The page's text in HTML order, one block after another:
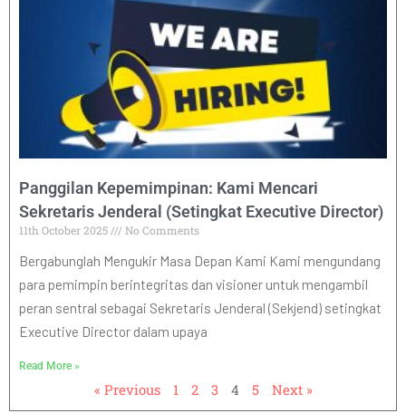
Panggilan Kepemimpinan: Kami Mencari
Sekretaris Jenderal (Setingkat Executive Director)
11th October 2025 No Comments
Bergabunglah Mengukir Masa Depan Kami Kami mengundang
para pemimpin berintegritas dan visioner untuk mengambil
peran sentral sebagai Sekretaris Jenderal (Sekjend) setingkat
Executive Director dalam upaya
Read More »
« Previous 1 2 3 4 5 Next »